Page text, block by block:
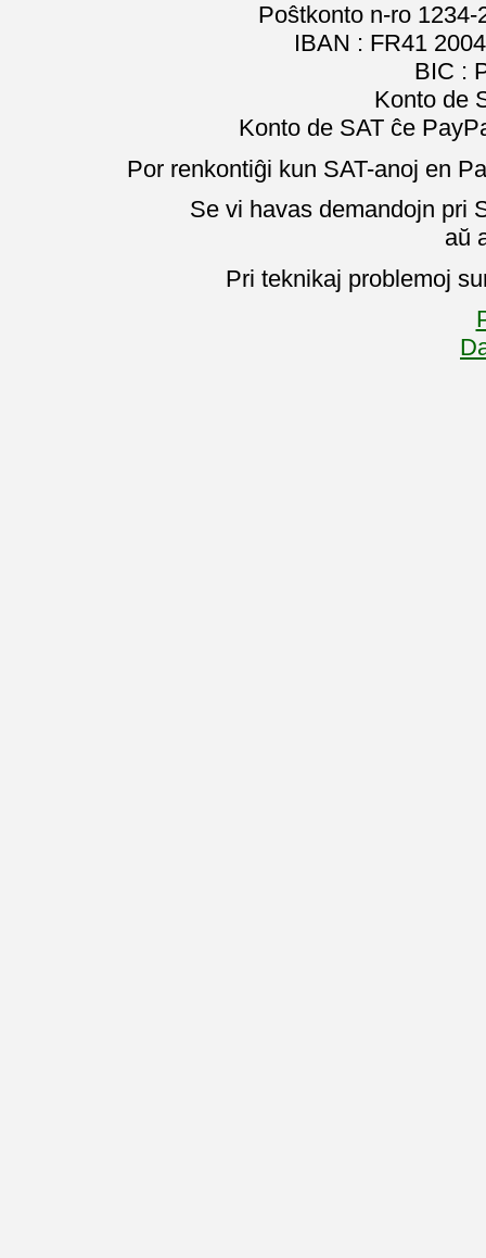
Poŝtkonto n-ro
IBAN : FR41
BIC :
Konto de
Konto de SAT ĉe
Por renkontiĝi kun SAT-anoj en
Se vi havas demandojn pri
aŭ
Pri teknikaj problemoj